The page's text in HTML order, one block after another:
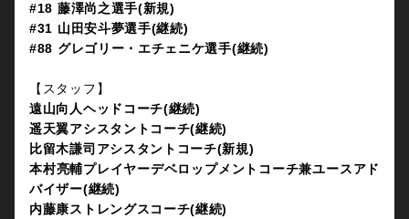
#18 藤澤尚之選手(新規)
#31 山田安斗夢選手(継続)
#88 グレゴリー・エチェニケ選手(継続)
【スタッフ】
遠山向人ヘッドコーチ(継続)
遥天翼アシスタントコーチ(継続)
比留木謙司アシスタントコーチ(新規)
本村亮輔プレイヤーデベロップメントコーチ兼ユースアド
バイザー(継続)
内藤康ストレングスコーチ(継続)